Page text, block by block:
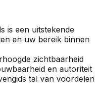
is een uitstekende
en uw bereik binnen
zichtbaarheid
en autoriteit
tal van voordelen